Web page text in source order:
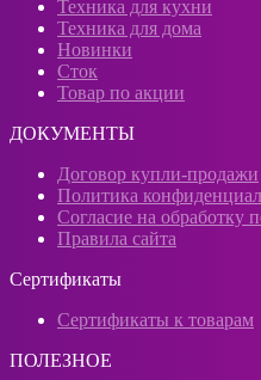
Техника для кухни
Техника для дома
Новинки
Сток
Товар по акции
ДОКУМЕНТЫ
Договор купли-продажи
Политика
Согласие на обработку
Правила сайта
Сертификаты
Сертификаты к товарам
ПОЛЕЗНОЕ